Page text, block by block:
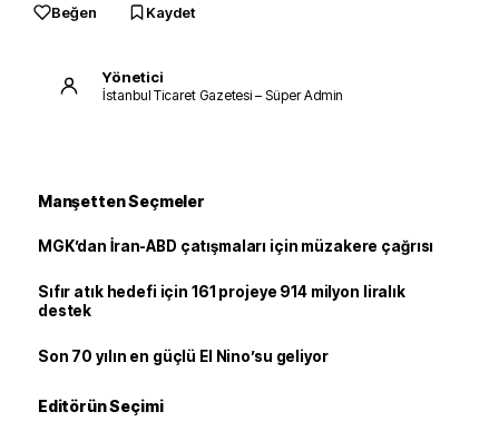
Beğen Kaydet
Yönetici
İstanbul Ticaret Gazetesi – Süper Admin
Manşetten Seçmeler
MGK’dan İran-ABD çatışmaları için müzakere çağrısı
Sıfır atık hedefi için 161 projeye 914 milyon liralık
destek
Son 70 yılın en güçlü El Nino’su geliyor
Editörün Seçimi